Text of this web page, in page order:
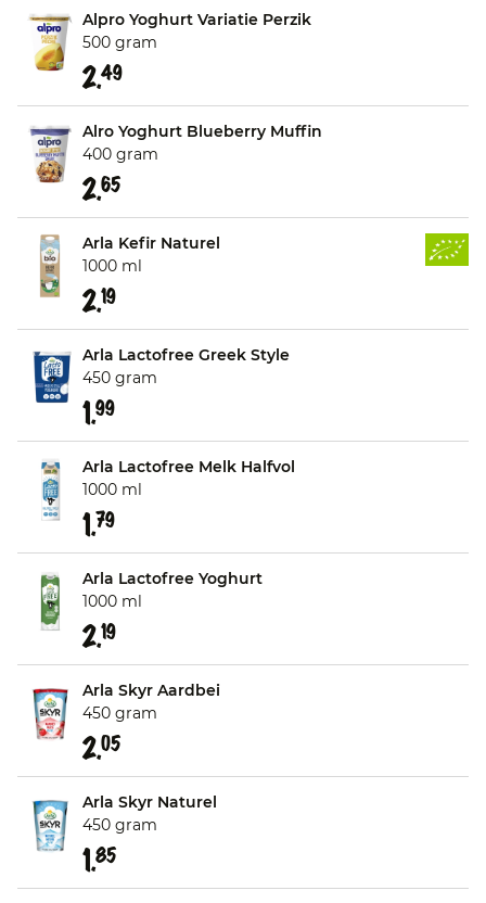
Alpro Yoghurt Variatie Perzik
500 gram
2.49
Alro Yoghurt Blueberry Muffin
400 gram
2.65
Arla Kefir Naturel
1000 ml
2.19
Arla Lactofree Greek Style
450 gram
1.99
Arla Lactofree Melk Halfvol
1000 ml
1.79
Arla Lactofree Yoghurt
1000 ml
2.19
Arla Skyr Aardbei
450 gram
2.05
Arla Skyr Naturel
450 gram
1.85